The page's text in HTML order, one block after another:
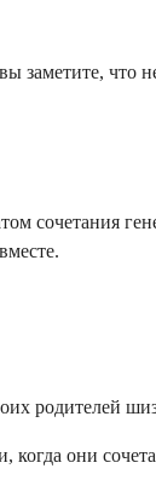
что
сочетания
родителей
они